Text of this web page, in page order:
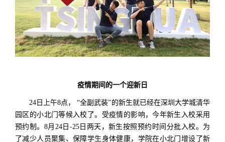
疫情期间的一个迎新日
24日上午8点， “全副武装”的新生就已经在深圳大学城清华
园区的小北门等候入校了。受疫情的影响，今年新生入校采用
预约制。8月24日-25日两天，新生按照预约时间分批入校。为
了减少人员聚集、保障学生身体健康，学院在小北门增设了新